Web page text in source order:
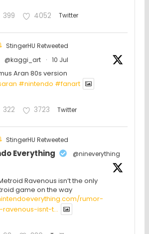
399 4052 Twitter
StingerHU Retweeted
@kaggi_art · 10 Jul
Aran 80s version
#nintendo #fanartㅤㅤㅤㅤ
322 3723 Twitter
StingerHU Retweeted
Everything
@nineverything
Ravenous isn’t the only
game on the way
rumor-
isnt-t...